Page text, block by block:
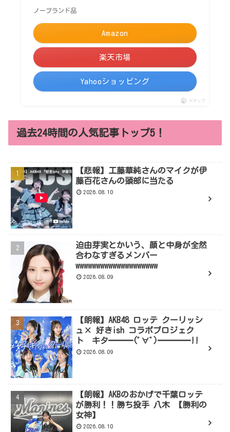
ノーブランド品
Amazon
楽天市場
Yahooショッピング
ポチップ
過去24時間の人気記事トップ5！
【悲報】工藤華純さんのマイクが伊
藤百花さんの頭部に当たる
2026.08.10
迫由芽実とかいう、顔と中身が全然
合わなすぎるメンバー
wwwwwwwwwwwwwwwwwwww
2026.08.09
【朗報】AKB48 ロッテ クーリッシ
ュ× 好きish コラボプロジェク
ト キタ━━━(ﾟ∀ﾟ)━━━━!!
2026.08.09
【朗報】AKBのおかげで千葉ロッテ
が勝利！！勝ち投手 八木 【勝利の
女神】
2026.08.10